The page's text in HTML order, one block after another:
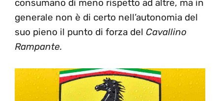
consumano di meno rispetto ad altre, ma in
generale non è di certo nell’autonomia del
suo pieno il punto di forza del Cavallino
Rampante.